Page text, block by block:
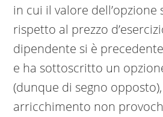
in cui il valore dell’opzione
rispetto al prezzo
dipendente si è
e ha sottoscritto un
(dunque di segno
arricchimento non